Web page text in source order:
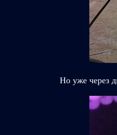
Но уже через